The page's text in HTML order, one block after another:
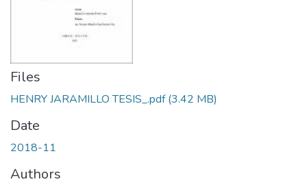
Files
HENRY JARAMILLO TESIS_.pdf(3.42 MB)
Date
2018-11
Authors